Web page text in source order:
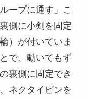
ープに通す」こ
側に小剣を固定
）が付いていま
で、動いてもず
裏側に固定でき
ネクタイピンを